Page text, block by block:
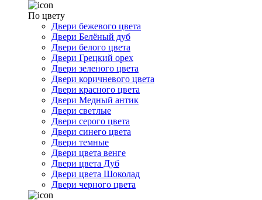
По цвету
Двери бежевого цвета
Двери Белёный дуб
Двери белого цвета
Двери Грецкий орех
Двери зеленого цвета
Двери коричневого цвета
Двери красного цвета
Двери Медный антик
Двери светлые
Двери серого цвета
Двери синего цвета
Двери темные
Двери цвета венге
Двери цвета Дуб
Двери цвета Шоколад
Двери черного цвета